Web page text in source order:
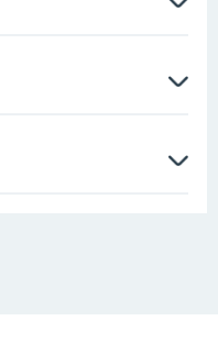
のAI開発サービス